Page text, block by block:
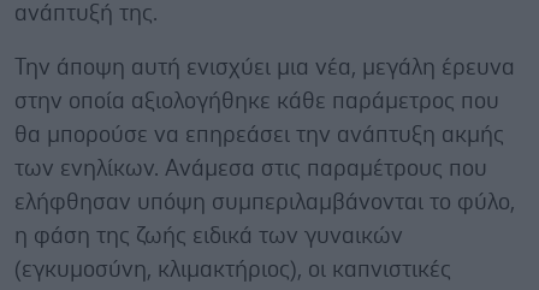
ανάπτυξή της.
Την άποψη αυτή ενισχύει μια νέα, μεγάλη έρευνα
στην οποία αξιολογήθηκε κάθε παράμετρος που
θα μπορούσε να επηρεάσει την ανάπτυξη ακμής
των ενηλίκων. Ανάμεσα στις παραμέτρους που
ελήφθησαν υπόψη συμπεριλαμβάνονται το φύλο,
η φάση της ζωής ειδικά των γυναικών
(εγκυμοσύνη, κλιμακτήριος), οι καπνιστικές